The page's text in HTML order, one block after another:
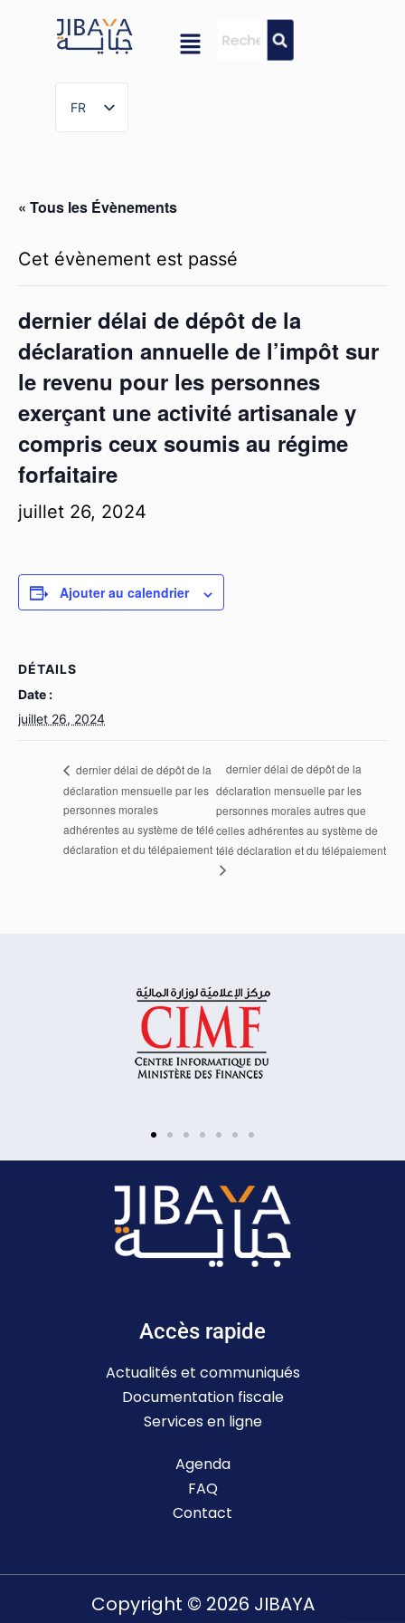
FR
FR
« Tous les Évènements
Cet évènement est passé
dernier délai de dépôt de la
déclaration annuelle de l’impôt sur
le revenu pour les personnes
exerçant une activité artisanale y
compris ceux soumis au régime
forfaitaire
juillet 26, 2024
Ajouter au calendrier
DÉTAILS
Date :
juillet 26, 2024
dernier délai de dépôt de la
déclaration mensuelle par les
personnes morales
adhérentes au système de télé
déclaration et du télépaiement
dernier délai de dépôt de la
déclaration mensuelle par les
personnes morales autres que
celles adhérentes au système de
télé déclaration et du télépaiement
Accès rapide
Actualités et communiqués
Documentation fiscale
Services en ligne
Agenda
FAQ
Contact
Copyright © 2026 JIBAYA